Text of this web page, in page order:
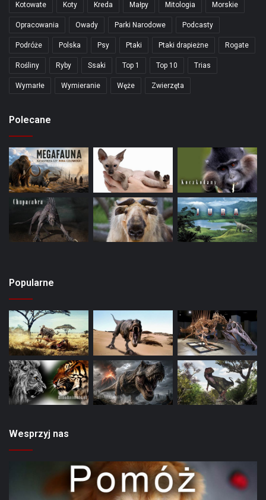
Kotowate Koty Kreda Małpy Mitologia Morskie
Opracowania Owady Parki Narodowe Podcasty
Podróże Polska Psy Ptaki Ptaki drapieżne Rogate
Rośliny Ryby Ssaki Top 1 Top 10 Trias
Wymarłe Wymieranie Węże Zwierzęta
Polecane
Popularne
Wesprzyj nas